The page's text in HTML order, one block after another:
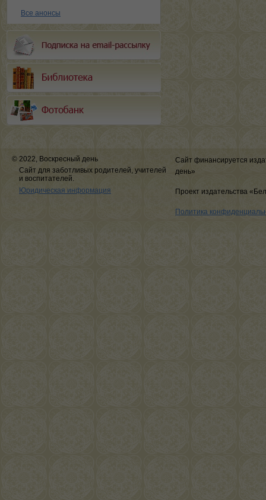
Все анонсы
© 2022, Воскресный день
Сайт для заботливых родителей, учителей
и воспитателей.
Юридическая информация
Сайт финансируется
день»
Проект издательства
Политика